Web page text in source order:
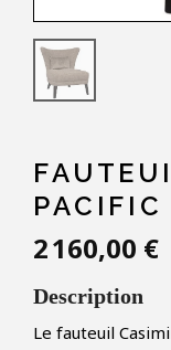
PACIFIC
2 160,00 €
Description
Le fauteuil